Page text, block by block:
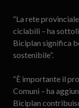
“La rete
ciclabili – ha
Biciplan significa
sostenibile”.
“È importante il
Comuni – ha
Biciplan